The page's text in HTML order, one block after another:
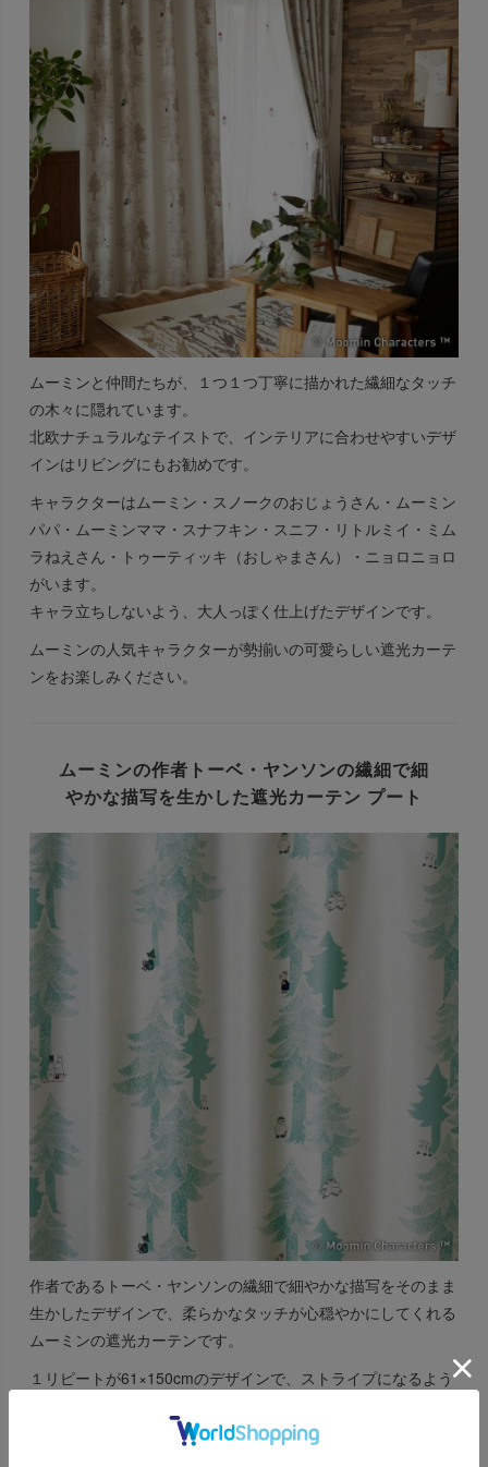
ムーミンと仲間たちが、１つ１つ丁寧に描かれた繊細なタッチ
の木々に隠れています。
北欧ナチュラルなテイストで、インテリアに合わせやすいデザ
インはリビングにもお勧めです。
キャラクターはムーミン・スノークのおじょうさん・ムーミン
パパ・ムーミンママ・スナフキン・スニフ・リトルミイ・ミム
ラねえさん・トゥーティッキ（おしゃまさん）・ニョロニョロ
がいます。
キャラ立ちしないよう、大人っぽく仕上げたデザインです。
ムーミンの人気キャラクターが勢揃いの可愛らしい遮光カーテ
ンをお楽しみください。
ムーミンの作者トーベ・ヤンソンの繊細で細
やかな描写を生かした遮光カーテン プート
作者であるトーベ・ヤンソンの繊細で細やかな描写をそのまま
生かしたデザインで、柔らかなタッチが心穏やかにしてくれる
ムーミンの遮光カーテンです。
１リピートが61×150cmのデザインで、ストライプになるよう
感じるパターンデザイン。